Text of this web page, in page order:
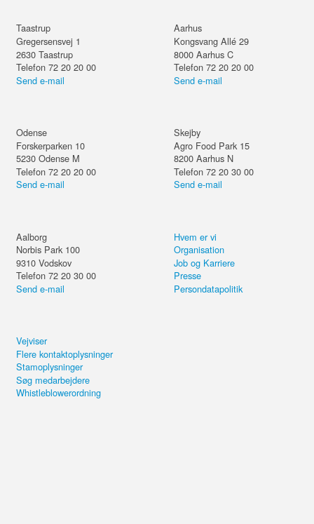
Taastrup
Gregersensvej 1
2630 Taastrup
Telefon 72 20 20 00
Send e-mail
Aarhus
Kongsvang Allé 29
8000 Aarhus C
Telefon 72 20 20 00
Send e-mail
Odense
Forskerparken 10
5230 Odense M
Telefon 72 20 20 00
Send e-mail
Skejby
Agro Food Park 15
8200 Aarhus N
Telefon 72 20 30 00
Send e-mail
Aalborg
Norbis Park 100
9310 Vodskov
Telefon 72 20 30 00
Send e-mail
Hvem er vi
Organisation
Job og Karriere
Presse
Persondatapolitik
Vejviser
Flere kontaktoplysninger
Stamoplysninger
Søg medarbejdere
Whistleblowerordning